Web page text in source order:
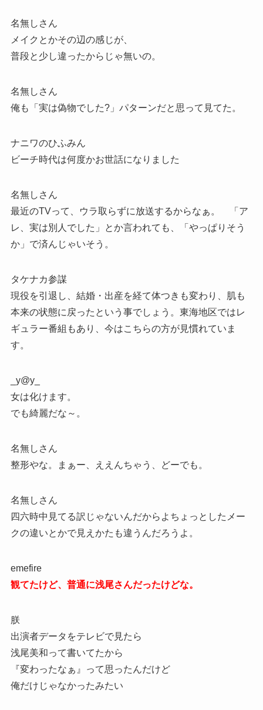
名無しさん
メイクとかその辺の感じが、
普段と少し違ったからじゃ無いの。
名無しさん
俺も「実は偽物でした?」パターンだと思って見てた。
ナニワのひふみん
ビーチ時代は何度かお世話になりました
名無しさん
最近のTVって、ウラ取らずに放送するからなぁ。 「ア
レ、実は別人でした」とか言われても、「やっぱりそう
か」で済んじゃいそう。
タケナカ参謀
現役を引退し、結婚・出産を経て体つきも変わり、肌も
本来の状態に戻ったという事でしょう。東海地区ではレ
ギュラー番組もあり、今はこちらの方が見慣れていま
す。
_y@y_
女は化けます。
でも綺麗だな～。
名無しさん
整形やな。まぁー、ええんちゃう、どーでも。
名無しさん
四六時中見てる訳じゃないんだからよちょっとしたメー
クの違いとかで見えかたも違うんだろうよ。
emefire
観てたけど、普通に浅尾さんだったけどな。
朕
出演者データをテレビで見たら
浅尾美和って書いてたから
『変わったなぁ』って思ったんだけど
俺だけじゃなかったみたい